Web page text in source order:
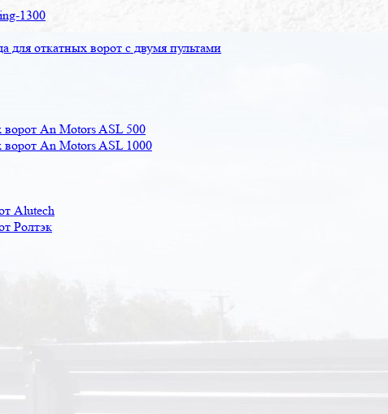
1300
откатных ворот с двумя пультами
An Motors ASL 500
An Motors ASL 1000
Alutech
Ролтэк